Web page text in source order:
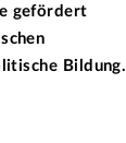
gefördert
Bildung.